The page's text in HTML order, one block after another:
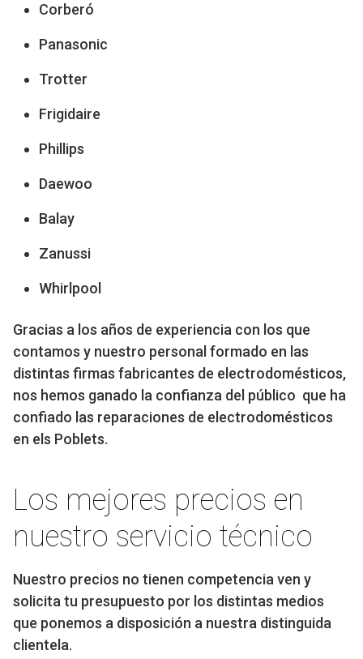
Corberó
Panasonic
Trotter
Frigidaire
Phillips
Daewoo
Balay
Zanussi
Whirlpool
Gracias a los años de experiencia con los que
contamos y nuestro personal formado en las
distintas firmas fabricantes de electrodomésticos,
nos hemos ganado la confianza del público que ha
confiado las reparaciones de electrodomésticos
en els Poblets.
Los mejores precios en
nuestro servicio técnico
Nuestro precios no tienen competencia ven y
solicita tu presupuesto por los distintas medios
que ponemos a disposición a nuestra distinguida
clientela.